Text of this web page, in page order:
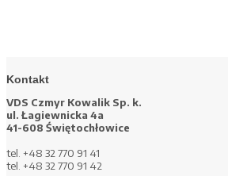
Kontakt
VDS Czmyr Kowalik Sp. k.
ul. Łagiewnicka 4a
41-608 Świętochłowice
tel. +48 32 770 91 41
tel. +48 32 770 91 42